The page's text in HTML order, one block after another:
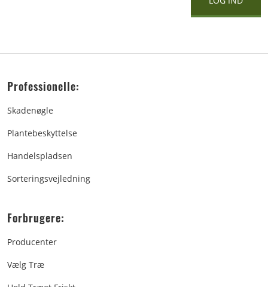
Professionelle:
Skadenøgle
Plantebeskyttelse
Handelspladsen
Sorteringsvejledning
Forbrugere:
Producenter
Vælg Træ